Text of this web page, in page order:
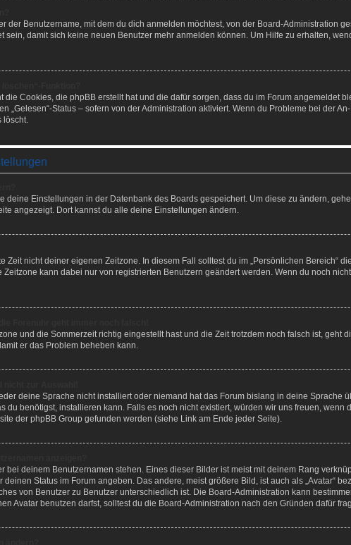
der Benutzername, mit dem du dich anmelden möchtest, von der Board-Administration
sein, damit sich keine neuen Benutzer mehr anmelden können. Um Hilfe zu erhalten,
die Cookies, die phpBB erstellt hat und die dafür sorgen, dass du im Forum angemeldet
„Gelesen“-Status – sofern von der Administration aktiviert. Wenn du Probleme bei der
löscht.
deine Einstellungen in der Datenbank des Boards gespeichert. Um diese zu ändern,
angezeigt. Dort kannst du alle deine Einstellungen ändern.
Zeit nicht deiner eigenen Zeitzone. In diesem Fall solltest du im „Persönlichen Bereich“
Zeitzone kann dabei nur von registrierten Benutzern geändert werden. Wenn du noch
und die Sommerzeit richtig eingestellt hast und die Zeit trotzdem noch falsch ist, geht
er das Problem beheben kann.
deine Sprache nicht installiert oder niemand hat das Forum bislang in deine Sprache
du benötigst, installieren kann. Falls es noch nicht existiert, würden wir uns freuen, wenn
der phpBB Group gefunden werden (siehe Link am Ende jeder Seite).
bei deinem Benutzernamen stehen. Eines dieser Bilder ist meist mit deinem Rang
Status im Forum angeben. Das andere, meist größere Bild, ist auch als „Avatar“
von Benutzer zu Benutzer unterschiedlich ist. Die Board-Administration kann
Avatar benutzen darfst, solltest du die Board-Administration nach den Gründen dafür